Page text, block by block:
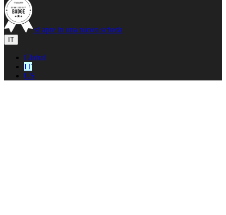
si apre in una nuova scheda
IT
Global
IT
US